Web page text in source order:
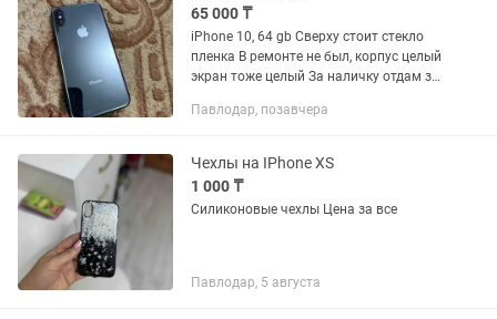
65 000 ₸
iPhone 10, 64 gb Сверху стоит стекло
пленка В ремонте не был, корпус целый
экран тоже целый За наличку отдам за
Павлодар, позавчера
Чехлы на IPhone XS
1 000 ₸
Силиконовые чехлы Цена за все
Павлодар, 5 августа